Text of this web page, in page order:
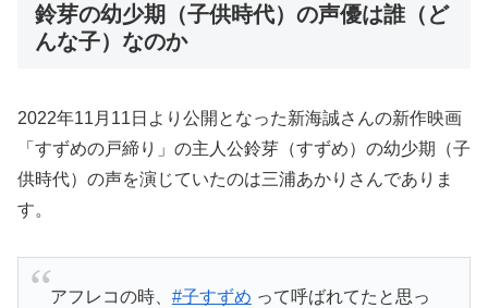
鈴芽の幼少期（子供時代）の声優は誰（ど
んな子）なのか
2022年11月11日より公開となった新海誠さんの新作映画
「すずめの戸締り」の主人公鈴芽（すずめ）の幼少期（子
供時代）の声を演じていたのは三浦あかりさんでありま
す。
アフレコの時、 #子すずめ って呼ばれてたと思っ